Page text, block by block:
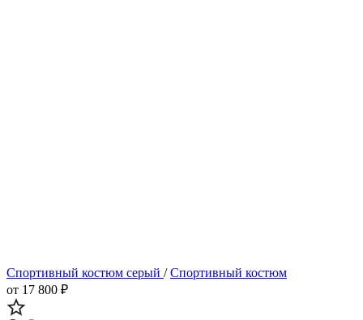
Спортивный костюм серый / Спортивный костюм
от 17 800 ₽